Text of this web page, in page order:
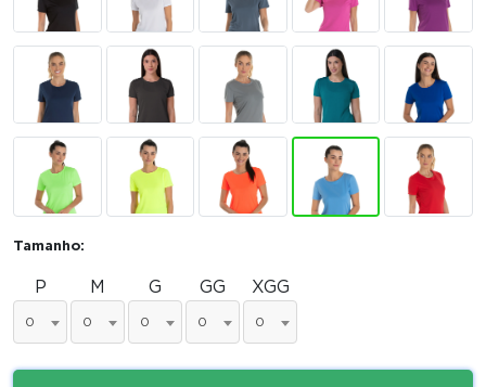
Tamanho:
P
0
M
0
G
0
GG
0
XGG
0